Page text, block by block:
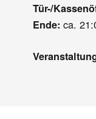
Tür-/
Ende: ca.